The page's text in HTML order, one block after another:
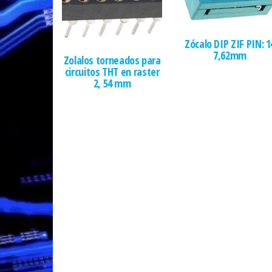
Zolalos torneados para
circuitos THT en raster
2, 54 mm
Zócalo DIP ZIF PIN:
7,62mm